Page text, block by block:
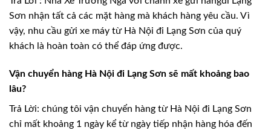
Sơn nhận tất cả các mặt hàng mà khách hàng yêu cầu. Vì
vậy, nhu cầu gửi xe máy từ Hà Nội đi Lạng Sơn của quý
khách là hoàn toàn có thể đáp ứng được.
Vận chuyển hàng Hà Nội đi Lạng Sơn sẽ mất khoảng bao
lâu?
Trả Lời: chúng tôi vận chuyển hàng từ Hà Nội đi Lạng Sơn
chỉ mất khoảng 1 ngày kể từ ngày tiếp nhận hàng hóa đến